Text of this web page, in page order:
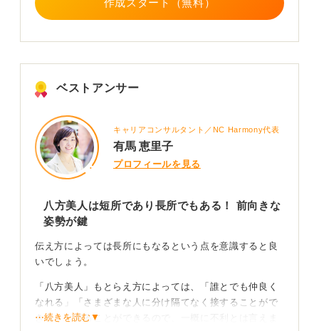
作成スタート（無料）
ベストアンサー
キャリアコンサルタント／NC Harmony代表
有馬 恵里子
プロフィールを見る
八方美人は短所であり長所でもある！ 前向きな
姿勢が鍵
伝え方によっては長所にもなるという点を意識すると良
いでしょう。
「八方美人」もとらえ方によっては、「誰とでも仲良く
なれる」「さまざまな人に分け隔てなく接することがで
きる」と見ることができるので、一概に不利とは言えま
⋯続きを読む▼